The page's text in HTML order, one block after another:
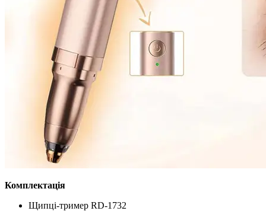
Комплектація
Щипці-тример RD-1732